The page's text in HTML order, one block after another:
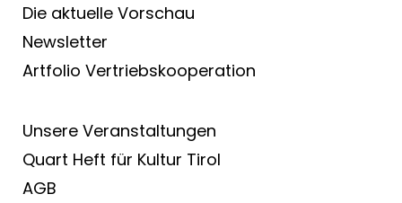
Die aktuelle Vorschau
Newsletter
Artfolio Vertriebs­kooperation
Unsere Veranstaltungen
Quart Heft für Kultur Tirol
AGB